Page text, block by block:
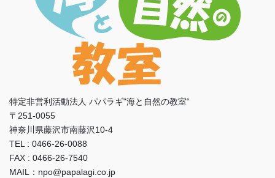
特定非営利活動法人 パパラギ"海と自然の教室“
〒251-0055
神奈川県藤沢市南藤沢10-4
TEL : 0466-26-0088
FAX : 0466-26-7540
MAIL：npo@papalagi.co.jp